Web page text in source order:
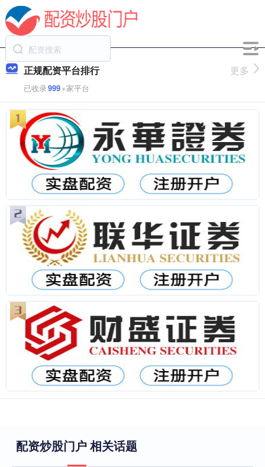
正规配资平台排行
已收录999+家平台
更多
配资炒股门户 相关话题